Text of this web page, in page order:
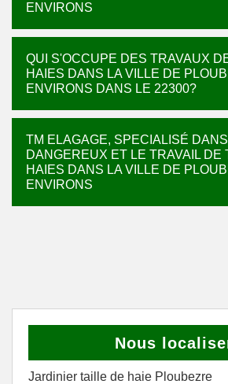
ENVIRONS
QUI S'OCCUPE DES TRAVAUX
HAIES DANS LA VILLE DE
ENVIRONS DANS LE 22300?
TM ELAGAGE, SPECIALISÉ
DANGEREUX ET LE TRAVAIL DE
HAIES DANS LA VILLE DE
ENVIRONS
Nous
Jardinier taille de haie Ploubezre